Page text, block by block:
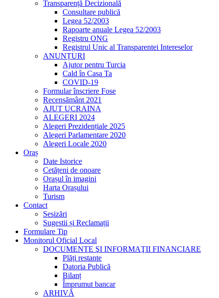
Transparență Decizională
Consultare publică
Legea 52/2003
Rapoarte anuale Legea 52/2003
Registru ONG
Registrul Unic al Transparentei Intereselor
ANUNȚURI
Ajutor pentru Turcia
Cald în Casa Ta
COVID-19
Formular înscriere Fose
Recensământ 2021
AJUT UCRAINA
ALEGERI 2024
Alegeri Prezidențiale 2025
Alegeri Parlamentare 2020
Alegeri Locale 2020
Oraș
Date Istorice
Cetățeni de onoare
Orașul în imagini
Harta Orașului
Turism
Contact
Sesizări
Sugestii și Reclamații
Formulare Tip
Monitorul Oficial Local
DOCUMENTE ŞI INFORMAŢII FINANCIARE
Plăți restante
Datoria Publică
Bilanț
Împrumut bancar
ARHIVĂ